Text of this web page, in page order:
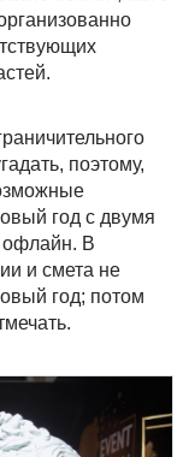
поэтому,
год с двумя
офлайн. В
и смета не
год; потом